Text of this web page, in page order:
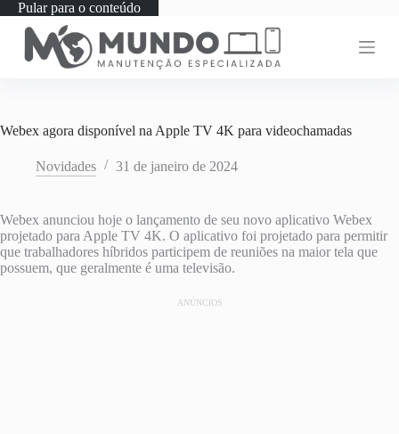
Pular para o conteúdo
Webex agora disponível na Apple TV 4K para videochamadas
Novidades 31 de janeiro de 2024
Webex anunciou hoje o lançamento de seu novo aplicativo Webex
projetado para Apple TV 4K. O aplicativo foi projetado para permitir
que trabalhadores híbridos participem de reuniões na maior tela que
possuem, que geralmente é uma televisão.
ANÚNCIOS